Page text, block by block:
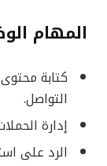
المهام
كتابة
التواصل.
إدارة
الرد على